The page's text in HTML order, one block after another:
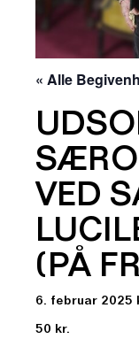
« Alle
VED
(PÅ
6. februar 2025
50 kr.